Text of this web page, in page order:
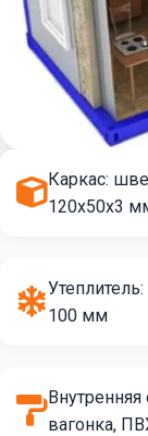
Каркас:
120х50х3
Утеплитель:
100 мм
Внутренняя
вагонка,